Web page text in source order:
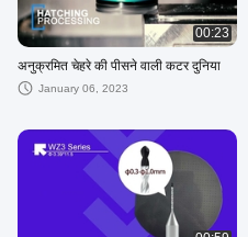
00:23
अनुक्रमित चेहरे की पीसने वाली कटर दुनिया
January 06, 2023